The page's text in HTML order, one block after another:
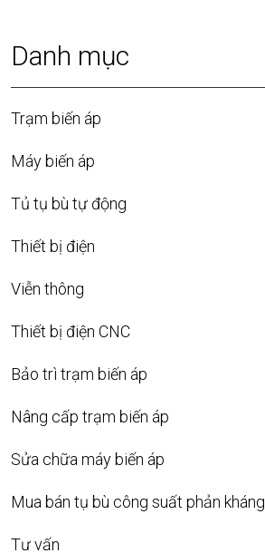
Danh mục
Trạm biến áp
Máy biến áp
Tủ tụ bù tự động
Thiết bị điện
Viễn thông
Thiết bị điện CNC
Bảo trì trạm biến áp
Nâng cấp trạm biến áp
Sửa chữa máy biến áp
Mua bán tụ bù công suất phản kháng
Tư vấn